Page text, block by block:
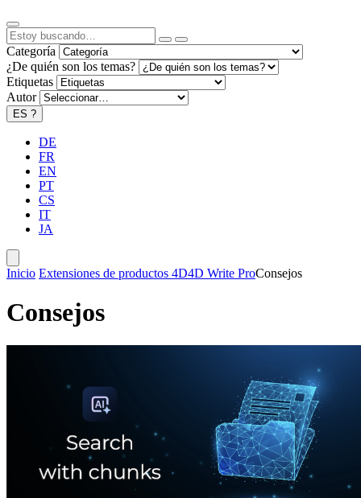
Categoría
¿De quién son los temas?
Etiquetas
Autor
ES ?
DE
FR
EN
PT
CS
IT
JA
Inicio Extensiones de productos 4D4D Write ProConsejos
Consejos